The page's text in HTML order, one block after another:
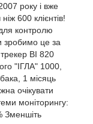
року і вже
600 клієнтів!
контролю
зробимо це за
BI 820
"ІГЛА" 1000,
1 місяць
очікувати
моніторингу:
Зменшіть